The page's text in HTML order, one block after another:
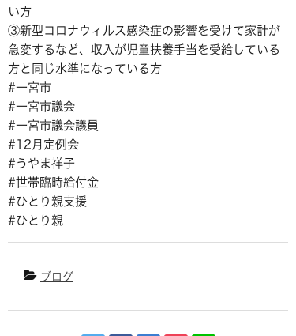
い方
③新型コロナウィルス感染症の影響を受けて家計が
急変するなど、収入が児童扶養手当を受給している
方と同じ水準になっている方
#一宮市
#一宮市議会
#一宮市議会議員
#12月定例会
#うやま祥子
#世帯臨時給付金
#ひとり親支援
#ひとり親
ブログ